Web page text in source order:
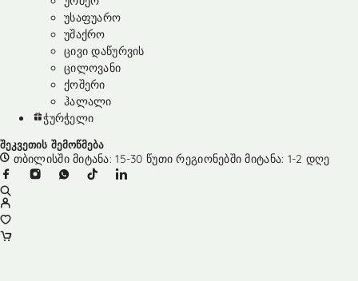
უსაფუარო
უშაქრო
ცივი დაწურვის
ცილოვანი
ქოშერი
ჰალალი
ჭურჭელი
შეკვეთის შემოწმება
თბილისში მიტანა: 15-30 წუთი რეგიონებში მიტანა: 1-2 დღე